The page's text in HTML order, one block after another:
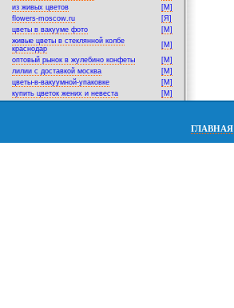
из живых цветов
[M]
flowers-moscow.ru
[Я]
цветы в вакууме фото
[M]
живые цветы в стеклянной колбе
краснодар
[M]
оптовый рынок в жулебино конфеты
[M]
лилии с доставкой москва
[M]
цветы-в-вакуумной-упаковке
[M]
купить цветок жених и невеста
[M]
ГЛАВНАЯ